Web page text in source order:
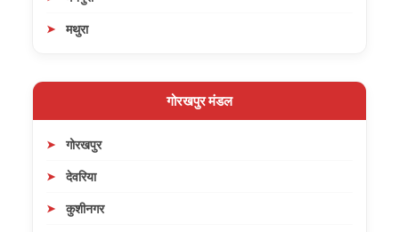
मथुरा
गोरखपुर मंडल
गोरखपुर
देवरिया
कुशीनगर